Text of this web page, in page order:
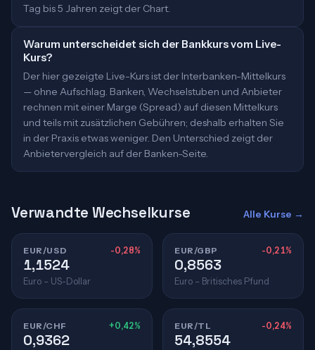
Tag bis 5 Jahren zeigt der Chart.
Warum unterscheidet sich der Bankkurs vom Live-
Kurs?
Der hier gezeigte Live-Kurs ist der Interbanken-Mittelkurs
— ohne Aufschlag. Banken, Wechselstuben und Anbieter
rechnen mit einer Marge (Spread) auf diesen Mittelkurs
und teils mit zusätzlichen Gebühren; deshalb erhalten Sie
in der Praxis etwas weniger. Den Unterschied zeigt der
Anbietervergleich auf der Banken-Seite.
Verwandte Wechselkurse Alle Kurse →
EUR/USD -0,28%
1,1524
Euro – US-Dollar
EUR/GBP -0,21%
0,8563
Euro – Britisches Pfund
EUR/CHF +0,42%
0,9362
EUR/TL -0,24%
54,8554